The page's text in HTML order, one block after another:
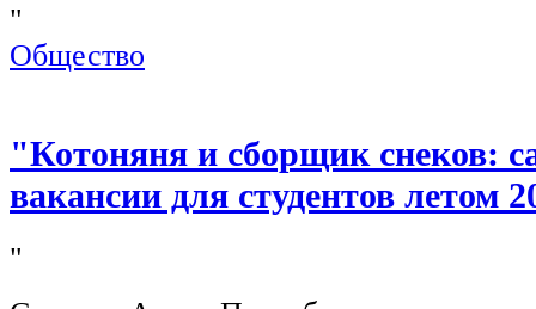
"
Общество
"Котоняня и сборщик снеков:
вакансии для студентов летом
"